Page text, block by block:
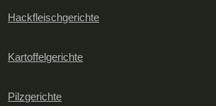
Hackfleischgerichte
Kartoffelgerichte
Pilzgerichte